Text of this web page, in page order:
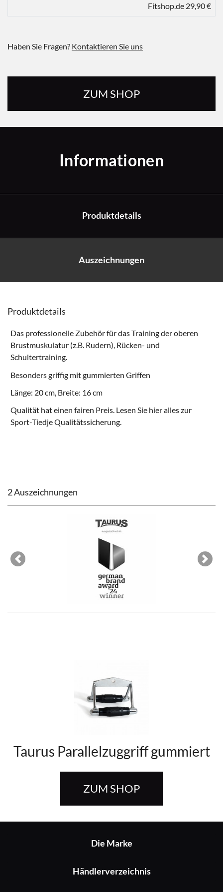
Fitshop.de 29,90 €
Haben Sie Fragen? Kontaktieren Sie uns
ZUM SHOP
Informationen
Produktdetails
Auszeichnungen
Produktdetails
Das professionelle Zubehör für das Training der oberen
Brustmuskulatur (z.B. Rudern), Rücken- und
Schultertraining.
Besonders griffig mit gummierten Griffen
Länge: 20 cm, Breite: 16 cm
Qualität hat einen fairen Preis. Lesen Sie hier alles zur
Sport-Tiedje Qualitätssicherung.
2 Auszeichnungen
Previous Next
Taurus Parallelzuggriff gummiert
ZUM SHOP
Die Marke
Händlerverzeichnis